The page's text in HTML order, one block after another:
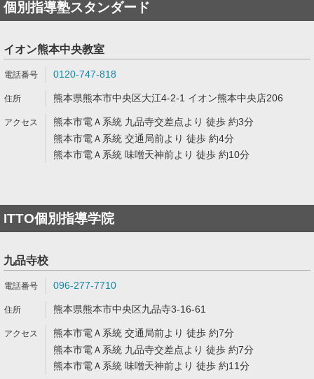
個別指導塾スタンダード
イオン熊本中央教室
0120-747-818
熊本県熊本市中央区大江4-2-1 イオン熊本中央店206
熊本市電Ａ系統 九品寺交差点より 徒歩 約3分
熊本市電Ａ系統 交通局前より 徒歩 約4分
熊本市電Ａ系統 味噌天神前より 徒歩 約10分
ITTO個別指導学院
九品寺校
096-277-7710
熊本県熊本市中央区九品寺3-16-61
熊本市電Ａ系統 交通局前より 徒歩 約7分
熊本市電Ａ系統 九品寺交差点より 徒歩 約7分
熊本市電Ａ系統 味噌天神前より 徒歩 約11分